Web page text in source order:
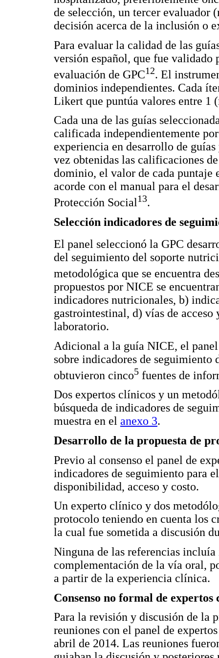
de selección, un tercer evaluador
decisión acerca de la inclusión o
Para evaluar la calidad de las
versión español, que fue validado
evaluación de GPC12. El
dominios independientes. Cada
Likert que puntúa valores entre 1
Cada una de las guías
calificada independientemente
experiencia en desarrollo de
vez obtenidas las calificaciones
dominio, el valor de cada puntaje
acorde con el manual para el
Protección Social 13.
Selección indicadores de
El panel seleccionó la GPC
del seguimiento del soporte
metodológica que se encuentra
propuestos por NICE se
indicadores nutricionales, b)
gastrointestinal, d) vías de
laboratorio.
Adicional a la guía NICE, el
sobre indicadores de
obtuvieron cinco5 fuentes de
Dos expertos clínicos y un
búsqueda de indicadores de
muestra en el anexo 3.
Desarrollo de la propuesta de
Previo al consenso el panel de
indicadores de seguimiento para
disponibilidad, acceso y costo.
Un experto clínico y dos
protocolo teniendo en cuenta los
la cual fue sometida a discusión
Ninguna de las referencias
complementación de la vía oral,
a partir de la experiencia clínica.
Consenso no formal de expertos
Para la revisión y discusión de la
reuniones con el panel de
abril de 2014. Las reuniones